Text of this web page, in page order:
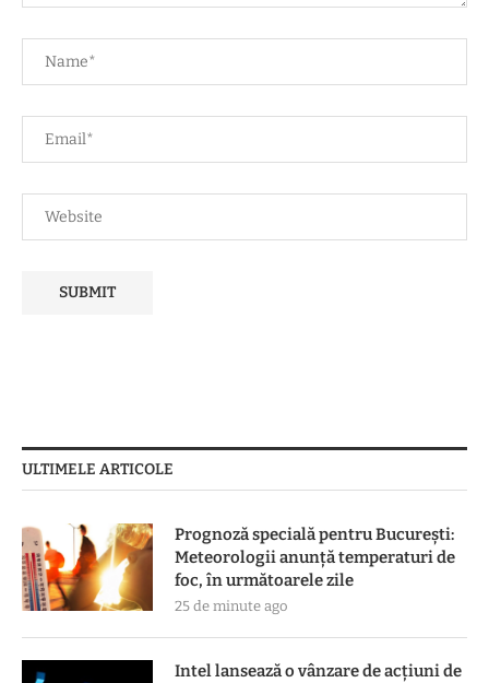
ULTIMELE ARTICOLE
Prognoză specială pentru București:
Meteorologii anunță temperaturi de
foc, în următoarele zile
25 de minute ago
Intel lansează o vânzare de acţiuni de